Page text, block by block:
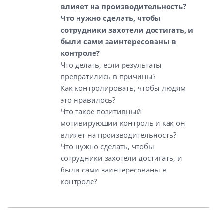
влияет на производительность?
Что нужно сделать, чтобы
сотрудники захотели достигать, и
были сами заинтересованы в
контроле?
Что делать, если результаты
превратились в причины?
Как контролировать, чтобы людям
это нравилось?
Что такое позитивный
мотивирующий контроль и как он
влияет на производительность?
Что нужно сделать, чтобы
сотрудники захотели достигать, и
были сами заинтересованы в
контроле?